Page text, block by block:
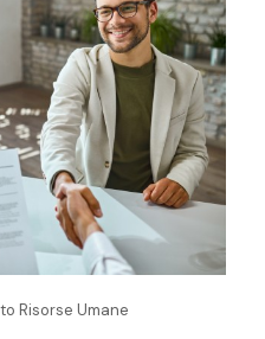
Risorse Umane